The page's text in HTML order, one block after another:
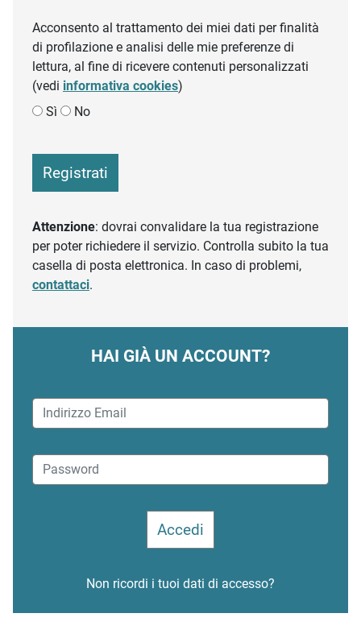
Acconsento al trattamento dei miei dati per finalità
di profilazione e analisi delle mie preferenze di
lettura, al fine di ricevere contenuti personalizzati
(vedi informativa cookies)
Sì
No
Registrati
Attenzione: dovrai convalidare la tua registrazione
per poter richiedere il servizio. Controlla subito la tua
casella di posta elettronica. In caso di problemi,
contattaci.
HAI GIÀ UN ACCOUNT?
Non ricordi i tuoi dati di accesso?